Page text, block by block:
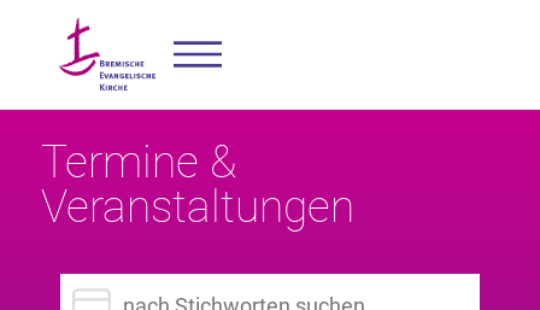
Termine &
Veranstaltungen
Suchbegriff eingeben